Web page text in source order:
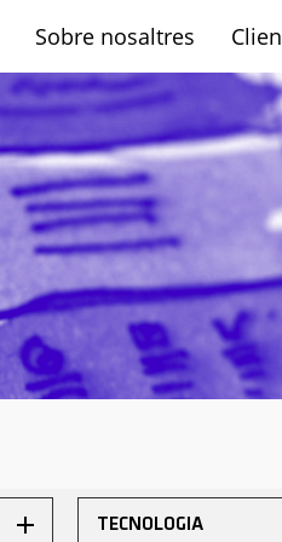
Sobre nosaltres
TECNOLOGIA